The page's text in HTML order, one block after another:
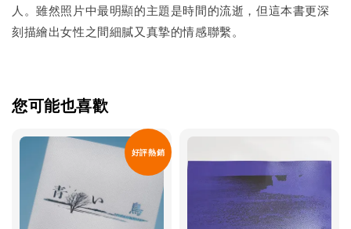
人。雖然照片中最明顯的主題是時間的流逝，但這本書更深
刻描繪出女性之間細膩又真摯的情感聯繫。
您可能也喜歡
好評熱銷